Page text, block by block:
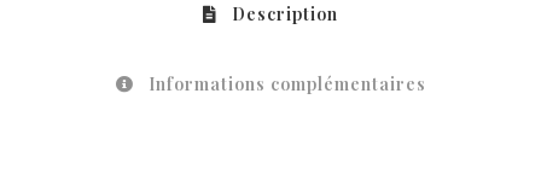
Description
Informations complémentaires